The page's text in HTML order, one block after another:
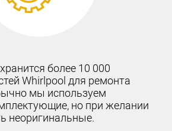
более 10 000
Whirlpool для ремонта
мы используем
но при желании
неоригинальные.